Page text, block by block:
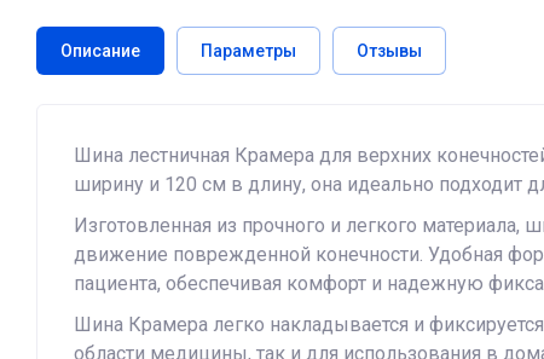
Описание Параметры Отзывы
Шина лестничная Крамера для верхних
ширину и 120 см в длину, она идеально подходит
Изготовленная из прочного и легкого материала,
движение поврежденной конечности. Удобная
пациента, обеспечивая комфорт и надежную
Шина Крамера легко накладывается и
области медицины, так и для использования в